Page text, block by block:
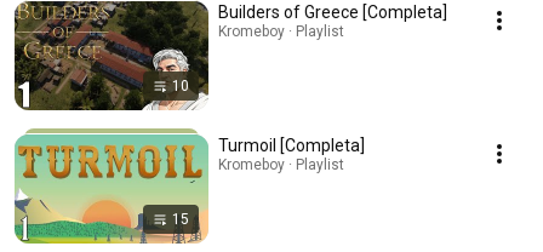
10
Builders of Greece [Completa]
Kromeboy · Playlist
15
Turmoil [Completa]
Kromeboy · Playlist